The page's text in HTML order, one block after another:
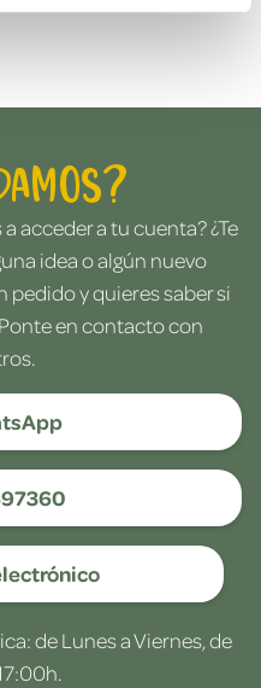
acceder a tu cuenta? ¿Te
idea o algún nuevo
pedido y quieres saber si
en contacto con
de Lunes a Viernes, de